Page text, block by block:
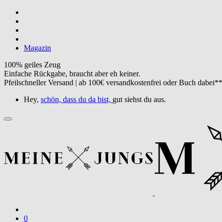
Magazin
100% geiles Zeug
Einfache Rückgabe, braucht aber eh keiner.
Pfeilschneller Versand | ab 100€ versandkostenfrei oder Buch
Hey, schön, dass du da bist, gut siehst du aus.
0